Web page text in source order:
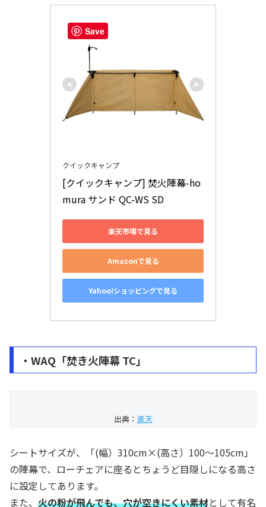
クイックキャンプ
[クイックキャンプ] 焚火陣幕-ho
mura サンド QC-WS SD
楽天市場で見る
Amazonで見る
Yahoo!ショッピングで見る
・WAQ「焚き火陣幕 TC」
出典： 楽天
シートサイズが、「(幅）310cm×(高さ）100～105cm」
の陣幕で、ローチェアに座るとちょうど目隠しになる高さ
に設定してあります。
また、 火の粉が飛んでも、穴が空きにくい素材として有名
Save